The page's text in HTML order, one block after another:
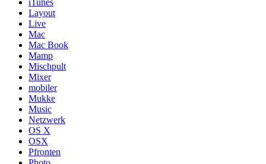
iTunes
Layout
Live
Mac
Mac Book
Mamp
Mischpult
Mixer
mobiler
Mukke
Music
Netzwerk
OS X
OSX
Pfronten